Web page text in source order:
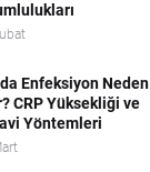
Enfeksiyon Neden
CRP Yüksekliği ve
Yöntemleri